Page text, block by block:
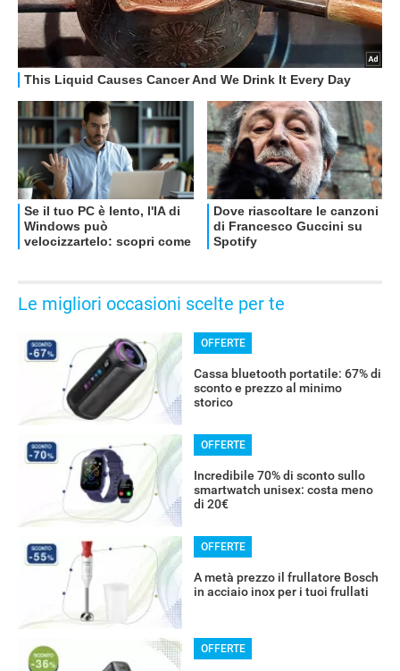
OFFERTE
Le migliori occasioni scelte per te
OFFERTE
Cassa bluetooth portatile: 67% di
sconto e prezzo al minimo
storico
OFFERTE
Incredibile 70% di sconto sullo
smartwatch unisex: costa meno
di 20€
OFFERTE
A metà prezzo il frullatore Bosch
in acciaio inox per i tuoi frullati
OFFERTE